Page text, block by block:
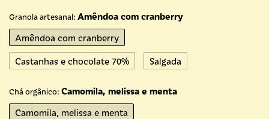
Granola artesanal: Amêndoa com cranberry
Amêndoa com cranberry
Castanhas e chocolate 70%
Salgada
Chá orgânico: Camomila, melissa e menta
Camomila, melissa e menta